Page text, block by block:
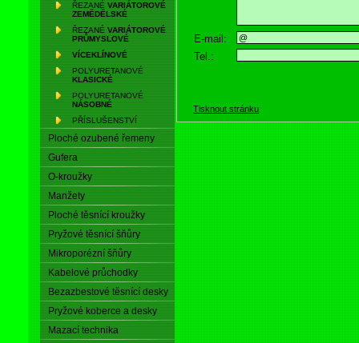
ŘEZANÉ VARIÁTOROVÉ
ZEMĚDĚLSKÉ
ŘEZANÉ VARIÁTOROVÉ
PRŮMYSLOVÉ
VÍCEKLÍNOVÉ
POLYURETANOVÉ
KLASICKÉ
POLYURETANOVÉ
NÁSOBNÉ
PŘÍSLUŠENSTVÍ
Ploché ozubené řemeny
Gufera
O-kroužky
Manžety
Ploché těsnící kroužky
Pryžové těsnící šňůry
Mikroporézní šňůry
Kabelové průchodky
Bezazbestové těsnící desky
Pryžové koberce a desky
Mazací technika
E-mail:
Tel.:
Tisknout stránku